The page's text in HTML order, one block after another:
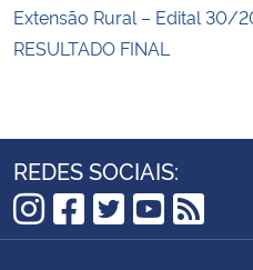
Extensão Rural – Edital 30/
RESULTADO FINAL
REDES SOCIAIS:
Instagram
Facebook
TwitterRSS